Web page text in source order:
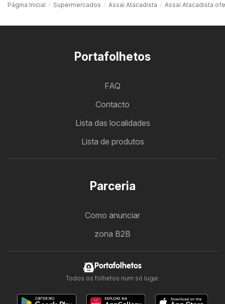
Página Inicial Supermercados Assaí Atacadista Assaí Atacadista
Portafolhetos
FAQ
Contacto
Lista das localidades
Lista de produtos
Parceria
Como anunciar
zona B2B
Portafolhetos
Todos os folhetos num só lugar.